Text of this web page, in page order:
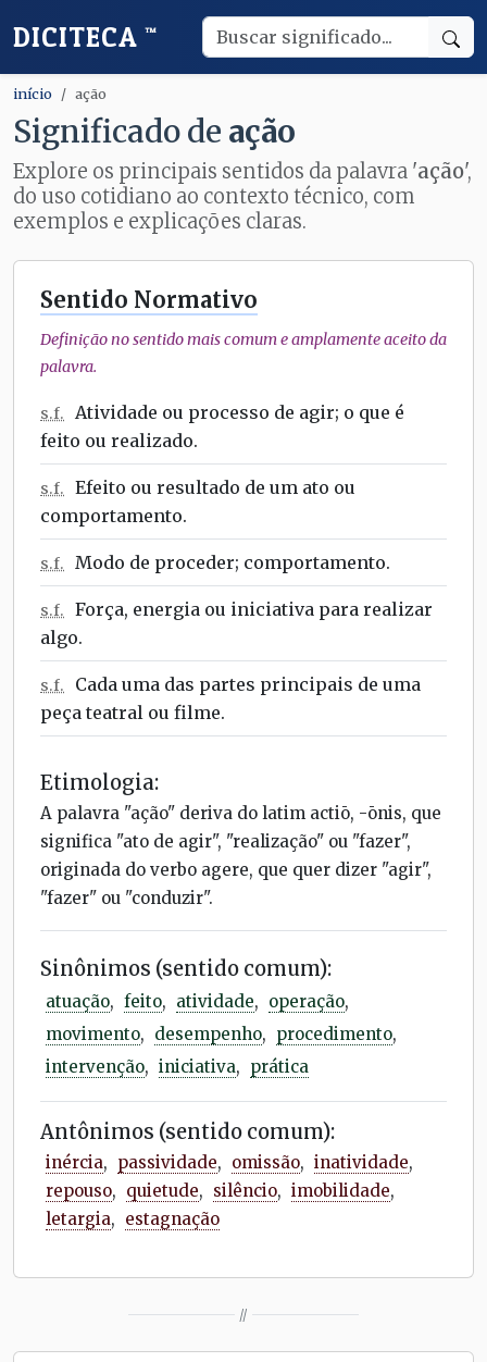
DICITECA ™
início ação
Significado de ação
Explore os principais sentidos da palavra 'ação',
do uso cotidiano ao contexto técnico, com
exemplos e explicações claras.
Sentido Normativo
Definição no sentido mais comum e amplamente aceito da
palavra.
s.f.
Atividade ou processo de agir; o que é
feito ou realizado.
s.f.
Efeito ou resultado de um ato ou
comportamento.
s.f. Modo de proceder; comportamento.
s.f.
Força, energia ou iniciativa para realizar
algo.
s.f.
Cada uma das partes principais de uma
peça teatral ou filme.
Etimologia:
A palavra "ação" deriva do latim actiō, -ōnis, que
significa "ato de agir", "realização" ou "fazer",
originada do verbo agere, que quer dizer "agir",
"fazer" ou "conduzir".
Sinônimos (sentido comum):
atuação, feito, atividade, operação,
movimento, desempenho, procedimento,
intervenção, iniciativa, prática
Antônimos (sentido comum):
inércia, passividade, omissão, inatividade,
repouso, quietude, silêncio, imobilidade,
letargia, estagnação
//